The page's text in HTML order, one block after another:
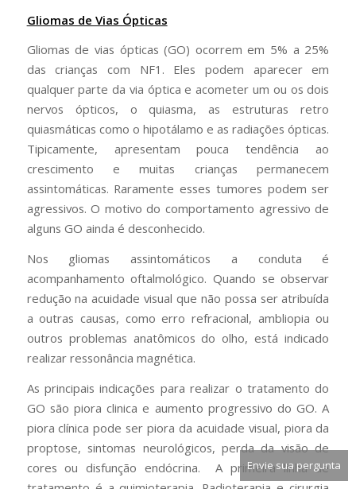
Envie sua pergunta
Gliomas de Vias Ópticas
Gliomas de vias ópticas (GO) ocorrem em 5% a 25%
das crianças com NF1. Eles podem aparecer em
qualquer parte da via óptica e acometer um ou os dois
nervos ópticos, o quiasma, as estruturas retro
quiasmáticas como o hipotálamo e as radiações ópticas.
Tipicamente, apresentam pouca tendência ao
crescimento e muitas crianças permanecem
assintomáticas. Raramente esses tumores podem ser
agressivos. O motivo do comportamento agressivo de
alguns GO ainda é desconhecido.
Nos gliomas assintomáticos a conduta é
acompanhamento oftalmológico. Quando se observar
redução na acuidade visual que não possa ser atribuída
a outras causas, como erro refracional, ambliopia ou
outros problemas anatômicos do olho, está indicado
realizar ressonância magnética.
As principais indicações para realizar o tratamento do
GO são piora clinica e aumento progressivo do GO. A
piora clínica pode ser piora da acuidade visual, piora da
proptose, sintomas neurológicos, perda da visão de
cores ou disfunção endócrina. A primeira linha de